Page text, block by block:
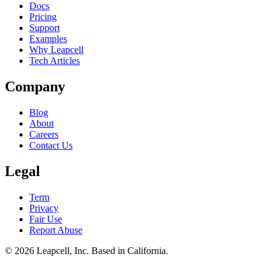
Docs
Pricing
Support
Examples
Why Leapcell
Tech Articles
Company
Blog
About
Careers
Contact Us
Legal
Term
Privacy
Fair Use
Report Abuse
© 2026 Leapcell, Inc. Based in California.